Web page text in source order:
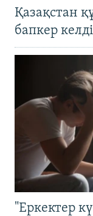
Қазақстан
бапкер
"Еркектер